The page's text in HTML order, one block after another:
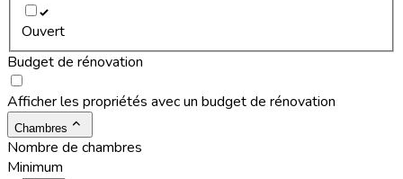
Ouvert
Budget de rénovation
Afficher les propriétés avec un budget de rénovation
Chambres
Nombre de chambres
Minimum